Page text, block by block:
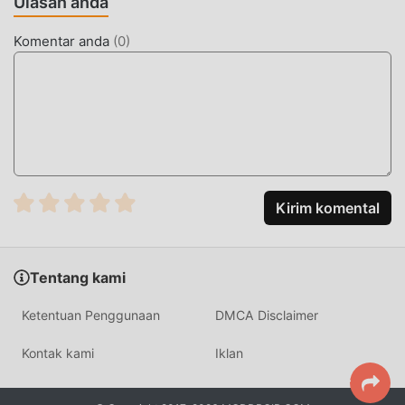
Wallpaper 1.9.0 dengan satu klik, dan kemudian nikmati
Kenyamanan yang dibawa oleh Matrix Live Wallpaper!
moddroid dengan satu klik, dan ada lebih banyak aplikasi
mod populer gratis yang menunggu untuk Anda mainkan,
tunggu apa lagi, unduh sekarang!
Komentar anda (0)
Kirim komental
Tentang kami
Ketentuan Penggunaan DMCA Disclaimer
Kontak kami Iklan